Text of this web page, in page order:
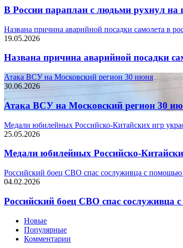
В России параплан с людьми рухнул на
Названа причина аварийной посадки самолета в
19.05.2026
Названа причина аварийной посадки
Атака ВСУ на Московский регион 30 июня
30.06.2026
Атака ВСУ на Московский регион 30
Медали юбилейных Российско-Китайских игр
25.05.2026
Медали юбилейных Российско-
Российский боец СВО спас сослуживца с помощью
04.02.2026
Российский боец СВО спас сослуживца
Новые
Популярные
Комментарии